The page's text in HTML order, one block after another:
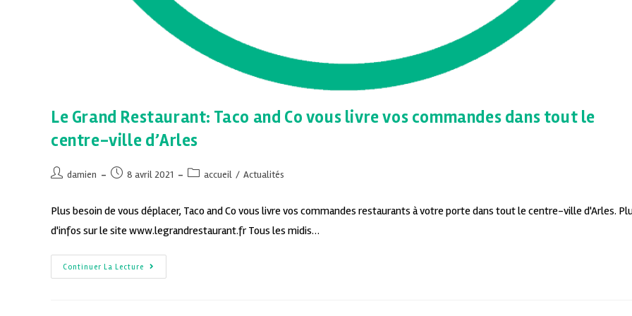
Le Grand Restaurant: Taco and Co vous livre vos commandes dans tout le
centre-ville d’Arles
damien 8 avril 2021 accueil / Actualités
Plus besoin de vous déplacer, Taco and Co vous livre vos commandes restaurants à votre porte dans tout le centre-ville d'Arles.
d'infos sur le site www.legrandrestaurant.fr Tous les midis…
Continuer La Lecture